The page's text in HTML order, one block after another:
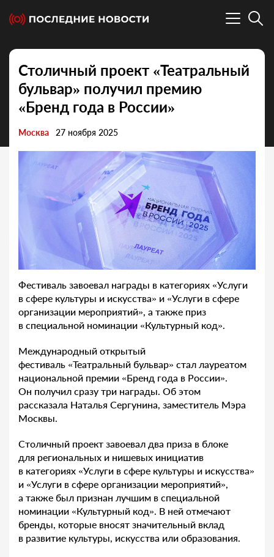
Столичный проект «Театральный
бульвар» получил премию
«Бренд года в России»
Москва 27 ноября 2025
Фестиваль завоевал награды в категориях «Услуги
в сфере культуры и искусства» и «Услуги в сфере
организации мероприятий», а также приз
в специальной номинации «Культурный код».
Международный открытый
фестиваль «Театральный бульвар» стал лауреатом
национальной премии «Бренд года в России».
Он получил сразу три награды. Об этом
рассказала Наталья Сергунина, заместитель Мэра
Москвы.
Столичный проект завоевал два приза в блоке
для региональных и нишевых инициатив
в категориях «Услуги в сфере культуры и искусства»
и «Услуги в сфере организации мероприятий»,
а также был признан лучшим в специальной
номинации «Культурный код». В ней отмечают
бренды, которые вносят значительный вклад
в развитие культуры, искусства или образования.